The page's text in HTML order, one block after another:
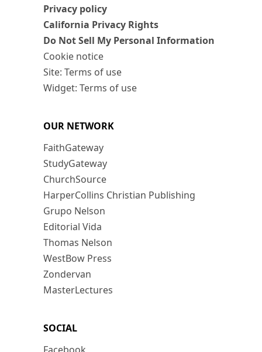
Privacy policy
California Privacy Rights
Do Not Sell My Personal Information
Cookie notice
Site: Terms of use
Widget: Terms of use
OUR NETWORK
FaithGateway
StudyGateway
ChurchSource
HarperCollins Christian Publishing
Grupo Nelson
Editorial Vida
Thomas Nelson
WestBow Press
Zondervan
MasterLectures
SOCIAL